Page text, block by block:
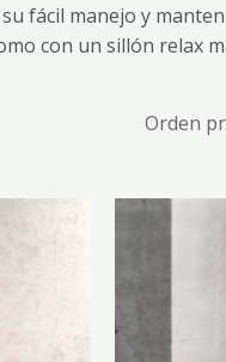
fácil manejo y
con un sillón relax